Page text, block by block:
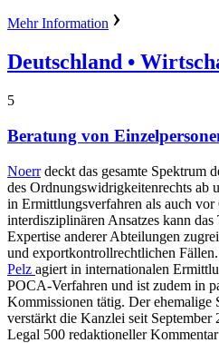
Mehr Information
Deutschland •
5
Beratung von
Noerrdeckt das gesamte Spektrum
des Ordnungswidrigkeitenrechts ab
in Ermittlungsverfahren als auch
interdisziplinären Ansatzes kann
Expertise anderer Abteilungen
und exportkontrollrechtlichen
Pelz agiert in internationalen
POCA-Verfahren und ist zudem in
Kommissionen tätig. Der ehemalige
verstärkt die Kanzlei seit September
Legal 500 redaktioneller Kommentar